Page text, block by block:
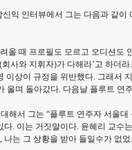
익 인터뷰에서 그는 다음과 같이
올 때 프로필도 모르고 오디션
사와 지휘자)가 다해라’고 하더
이상이 규정을 위반했다. 그래서
며 돌아갔다. 다음날 플루트 연
해서 그는 “플루트 연주자 서울
. 이는 거짓말이다. 윤혜리 교
는 그 상황을 받아 들일수가 없